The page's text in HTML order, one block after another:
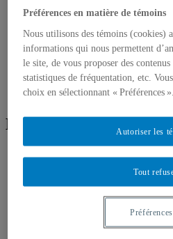
Martine Hébert
Personnel de recherche
Étudiant.es actuel.les
Photos du laboratoire
Projets de recherche
Publications
Outils de diffusion
Nous contacter
Étudiant.es actuel.les
Étudiante au doctorat
Préférences en matière de témoins
Nous utilisons des témoins (cookies)
informations qui nous permettent
le site, de vous proposer des
statistiques de fréquentation, etc.
choix en sélectionnant « Préférences ».
Tout
Autoriser les
Préférences